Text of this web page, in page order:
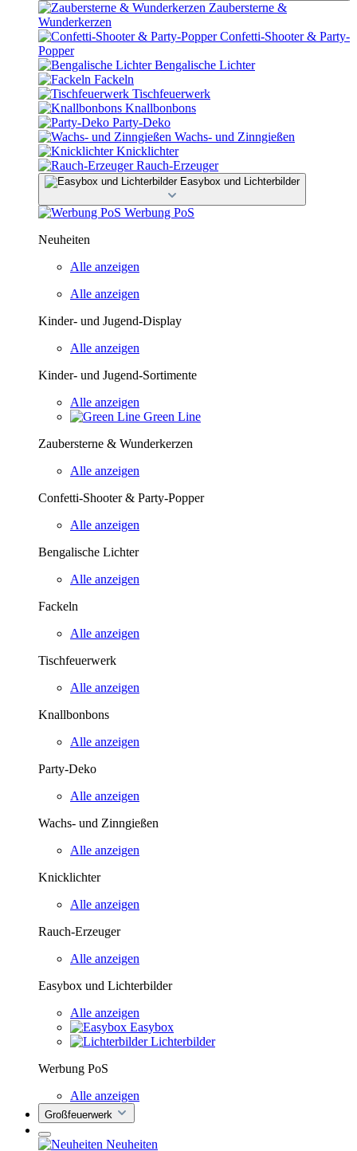
Zaubersterne &
Wunderkerzen
Confetti-Shooter & Party-
Popper
Bengalische Lichter
Fackeln
Tischfeuerwerk
Knallbonbons
Party-Deko
Wachs- und Zinngießen
Knicklichter
Rauch-Erzeuger
Easybox und Lichterbilder
Werbung PoS
Neuheiten
Alle anzeigen
Alle anzeigen
Kinder- und Jugend-Display
Alle anzeigen
Kinder- und Jugend-Sortimente
Alle anzeigen
Green Line
Zaubersterne & Wunderkerzen
Alle anzeigen
Confetti-Shooter & Party-Popper
Alle anzeigen
Bengalische Lichter
Alle anzeigen
Fackeln
Alle anzeigen
Tischfeuerwerk
Alle anzeigen
Knallbonbons
Alle anzeigen
Party-Deko
Alle anzeigen
Wachs- und Zinngießen
Alle anzeigen
Knicklichter
Alle anzeigen
Rauch-Erzeuger
Alle anzeigen
Easybox und Lichterbilder
Alle anzeigen
Easybox
Lichterbilder
Werbung PoS
Alle anzeigen
Großfeuerwerk
Neuheiten